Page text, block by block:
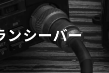
ンシーバー